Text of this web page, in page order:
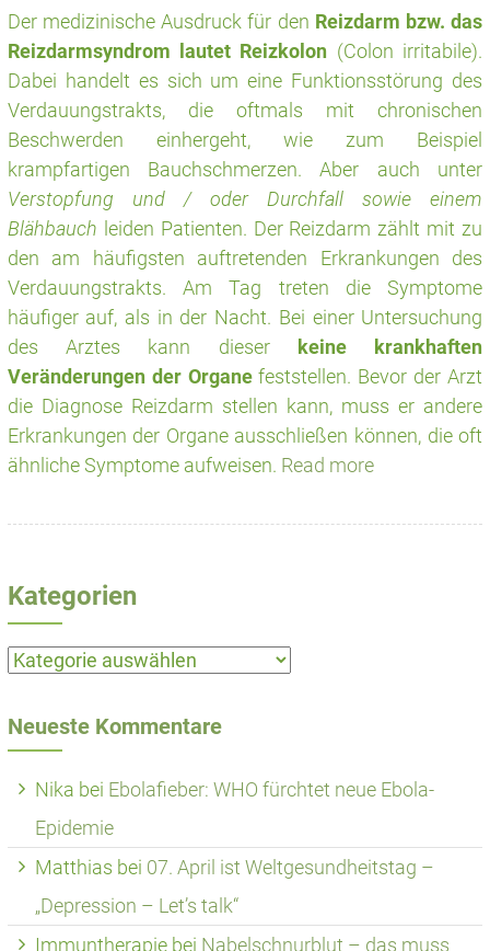
Der medizinische Ausdruck für den Reizdarm bzw. das
Reizdarmsyndrom lautet Reizkolon (Colon irritabile).
Dabei handelt es sich um eine Funktionsstörung des
Verdauungstrakts, die oftmals mit chronischen
Beschwerden einhergeht, wie zum Beispiel
krampfartigen Bauchschmerzen. Aber auch unter
Verstopfung und / oder Durchfall sowie einem
Blähbauch leiden Patienten. Der Reizdarm zählt mit zu
den am häufigsten auftretenden Erkrankungen des
Verdauungstrakts. Am Tag treten die Symptome
häufiger auf, als in der Nacht. Bei einer Untersuchung
des Arztes kann dieser
keine krankhaften
Veränderungen der Organefeststellen. Bevor der Arzt
die Diagnose Reizdarm stellen kann, muss er andere
Erkrankungen der Organe ausschließen können, die oft
ähnliche Symptome aufweisen. Read more
Kategorien
Kategorien
Neueste Kommentare
Nika bei Ebolafieber: WHO fürchtet neue Ebola-
Epidemie
Matthias bei 07. April ist Weltgesundheitstag –
„Depression – Let’s talk“
Immuntherapiebei Nabelschnurblut – das muss